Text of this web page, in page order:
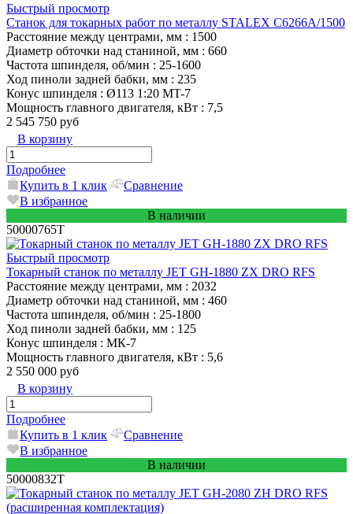
Быстрый просмотр
Станок для токарных работ по металлу STALEX C6266A/1500
Расстояние между центрами, мм : 1500
Диаметр обточки над станиной, мм : 660
Частота шпинделя, об/мин : 25-1600
Ход пиноли задней бабки, мм : 235
Конус шпинделя : Ø113 1:20 MT-7
Мощность главного двигателя, кВт : 7,5
2 545 750 руб
В корзину
Подробнее
Купить в 1 клик
Сравнение
В избранное
В наличии
50000765T
Быстрый просмотр
Токарный станок по металлу JET GH-1880 ZX DRO RFS
Расстояние между центрами, мм : 2032
Диаметр обточки над станиной, мм : 460
Частота шпинделя, об/мин : 25-1800
Ход пиноли задней бабки, мм : 125
Конус шпинделя : МК-7
Мощность главного двигателя, кВт : 5,6
2 550 000 руб
В корзину
Подробнее
Купить в 1 клик
Сравнение
В избранное
В наличии
50000832T